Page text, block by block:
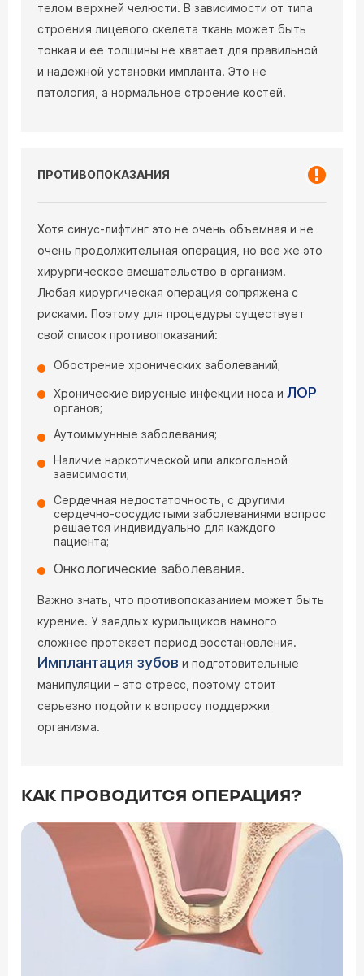
телом верхней челюсти. В зависимости от типа
строения лицевого скелета ткань может быть
тонкая и ее толщины не хватает для правильной
и надежной установки импланта. Это не
патология, а нормальное строение костей.
ПРОТИВОПОКАЗАНИЯ
Хотя синус-лифтинг это не очень объемная и не
очень продолжительная операция, но все же это
хирургическое вмешательство в организм.
Любая хирургическая операция сопряжена с
рисками. Поэтому для процедуры существует
свой список противопоказаний:
Обострение хронических заболеваний;
Хронические вирусные инфекции носа и ЛОР
органов;
Аутоиммунные заболевания;
Наличие наркотической или алкогольной
зависимости;
Сердечная недостаточность, с другими
сердечно-сосудистыми заболеваниями вопрос
решается индивидуально для каждого
пациента;
Онкологические заболевания.
Важно знать, что противопоказанием может быть
курение. У заядлых курильщиков намного
сложнее протекает период восстановления.
Имплантация зубов и подготовительные
манипуляции – это стресс, поэтому стоит
серьезно подойти к вопросу поддержки
организма.
КАК ПРОВОДИТСЯ ОПЕРАЦИЯ?